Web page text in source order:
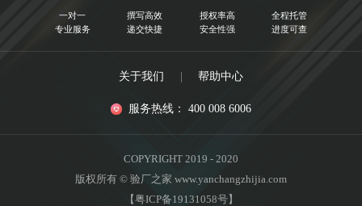
一对一
专业服务
撰写高效
递交快捷
授权率高
安全性强
全程托管
进度可查
关于我们 | 帮助中心
服务热线： 400 008 6006
COPYRIGHT 2019 - 2020
版权所有 © 验厂之家 www.yanchangzhijia.com
【粤ICP备19131058号】